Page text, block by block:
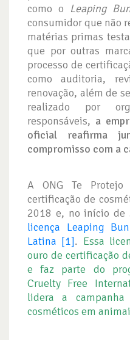
como o Leaping
consumidor que não
matérias primas
que por outras
processo de
como auditoria,
renovação, além de
realizado por
responsáveis, a
oficial reafirma
compromisso com a
A ONG Te
certificação de
2018 e, no início de
licença Leaping
Latina [1]. Essa
ouro de certificação
e faz parte do
Cruelty Free
lidera a
cosméticos em